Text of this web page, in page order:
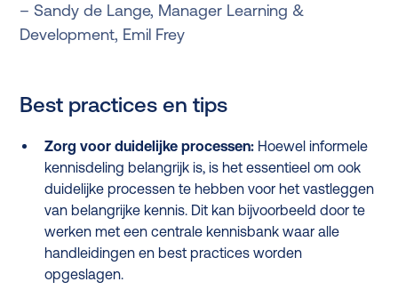
– Sandy de Lange, Manager Learning &
Development, Emil Frey
Best practices en tips
Zorg voor duidelijke processen: Hoewel informele
kennisdeling belangrijk is, is het essentieel om ook
duidelijke processen te hebben voor het vastleggen
van belangrijke kennis. Dit kan bijvoorbeeld door te
werken met een centrale kennisbank waar alle
handleidingen en best practices worden
opgeslagen.